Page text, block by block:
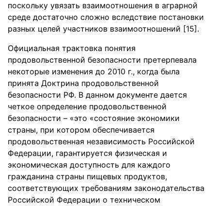
поскольку увязать взаимоотношения в аграрной
среде достаточно сложно вследствие постановки
разных целей участников взаимоотношений [15].
Официальная трактовка понятия
продовольственной безопасности претерпевала
некоторые изменения до 2010 г., когда была
принята Доктрина продовольственной
безопасности РФ. В данном документе дается
четкое определение продовольственной
безопасности – «это «состояние экономики
страны, при котором обеспечивается
продовольственная независимость Российской
Федерации, гарантируется физическая и
экономическая доступность для каждого
гражданина страны пищевых продуктов,
соответствующих требованиям законодательства
Российской Федерации о техническом